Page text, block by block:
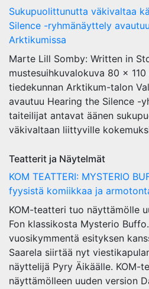
Sukupuolittunutta väkivaltaa
Silence -ryhmänäyttely
Arktikumissa
Marte Lill Somby: Written in
mustesuihkuvalokuva 80 x
tiedekunnan Arktikum-talon
avautuu Hearing the Silence -
taiteilijat antavat äänen
väkivaltaan liittyville
Teatterit ja Näytelmät
KOM TEATTERI: MYSTERIO
fyysistä komiikkaa ja
KOM-teatteri tuo näyttämölle
Fon klassikosta Mysterio
vuosikymmentä esityksen
Saarela siirtää nyt
näyttelijä Pyry Äikäälle. KOM-
näyttämölleen uuden version